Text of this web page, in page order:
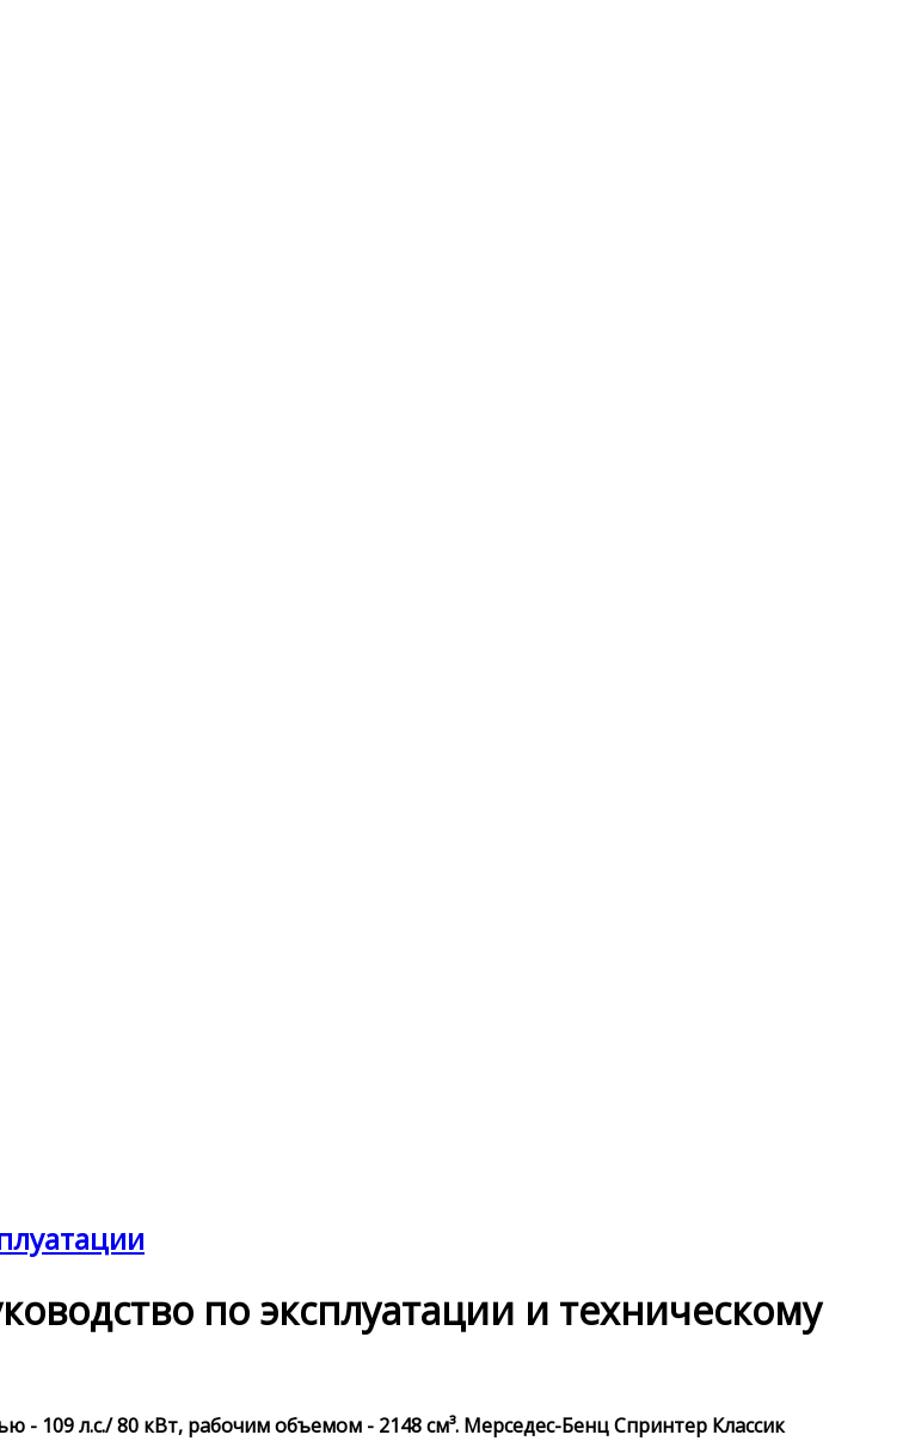
по эксплуатации и техническому
109 л.с./ 80 кВт, рабочим объемом - 2148 см³. Мерседес-Бенц Спринтер Классик